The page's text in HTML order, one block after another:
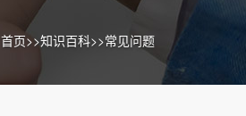
首页>>知识百科>>常见问题